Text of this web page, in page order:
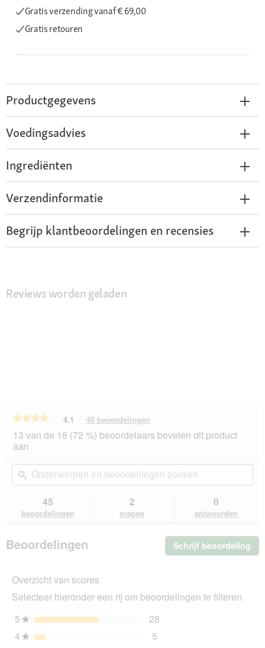
Gratis verzendingvanaf € 69,00
Gratis retouren
Productgegevens
Voedingsadvies
Ingrediënten
Verzendinformatie
Begrijp klantbeoordelingen en recensies
Reviews worden geladen
★★★★★
★★★★★
van
Beoordelingen
lezen
SELECT
GOLD
+7
4.1 45 beoordelingen
deze
actie
u
naar
beoordelingen.
13 van de 18 (72 %) beoordelaars bevelen dit product
aan
Onderwerpen
en
beoordelingen
ϙ
45
beoordelingen
2
vragen
0
antwoorden
Beoordelingen Schrijf beoordeling
Met
Overzicht van scores
Selecteer hieronder een rij om beoordelingen te filteren.
5★ sterren 28
4★ sterren 5